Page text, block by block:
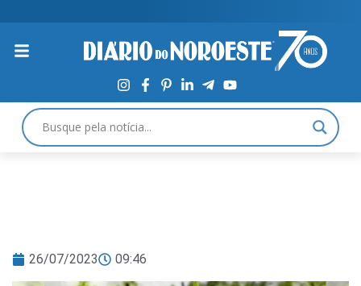
26/07/2023 09:46